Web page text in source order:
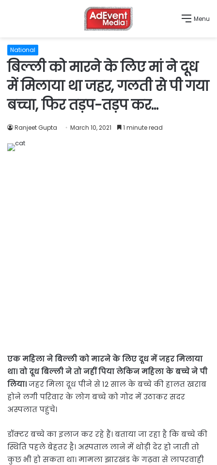
Menu
National
बिल्ली को मारने के लिए मां ने दूध
में मिलाया था जहर, गलती से पी गया
बच्चा, फिर तड़प-तड़प कर…
Ranjeet Gupta March 10, 2021 1 minute read
एक महिला ने बिल्ली को मारने के लिए दूध में जहर मिलाया
था। वो दूध बिल्ली ने तो नहीं पिया लेकिन महिला के बच्चे ने पी
लिया।जहर मिला दूध पीने से 12 साल के बच्चे की हालत खराब
होने लगी परिवार के लोग बच्चे को गोद में उठाकर सदर
अस्पलात पहुंचे।
डॉक्टर बच्चे का इलाज कर रहे हैं। बताया जा रहा है कि बच्चे की
स्थिति पहले बेहतर है। अस्पताल लाने में थोड़ी देर हो जाती तो
कुछ भी हो सकता था। मामला झारखंड के गढ़वा से लापरवाही